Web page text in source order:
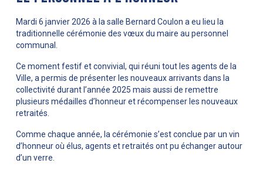
Mardi 6 janvier 2026 à la salle Bernard Coulon a eu lieu la
traditionnelle cérémonie des vœux du maire au personnel
communal.
Ce moment festif et convivial, qui réuni tout les agents de la
Ville, a permis de présenter les nouveaux arrivants dans la
collectivité durant l’année 2025 mais aussi de remettre
plusieurs médailles d’honneur et récompenser les nouveaux
retraités.
Comme chaque année, la cérémonie s’est conclue par un vin
d’honneur où élus, agents et retraités ont pu échanger autour
d’un verre.